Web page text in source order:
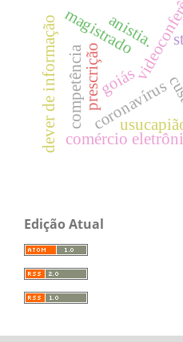
coronavírus
prescrição
magistrado
anistia.
goiás
dever de informaçãocompetência
comércio
Edição Atual